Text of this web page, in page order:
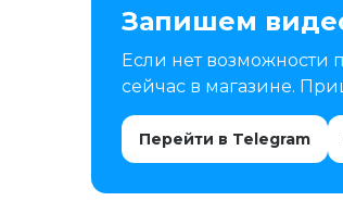
Запишем
Если нет возможности
сейчас в магазине.
Перейти в Telegram